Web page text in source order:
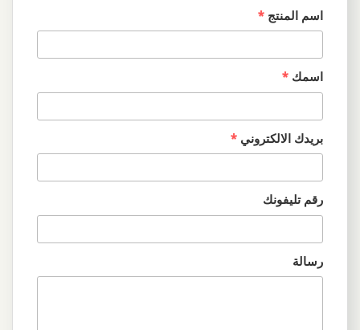
اسم المنتج *
اسمك *
بريدك الالكتروني *
رقم تليفونك
رسالة